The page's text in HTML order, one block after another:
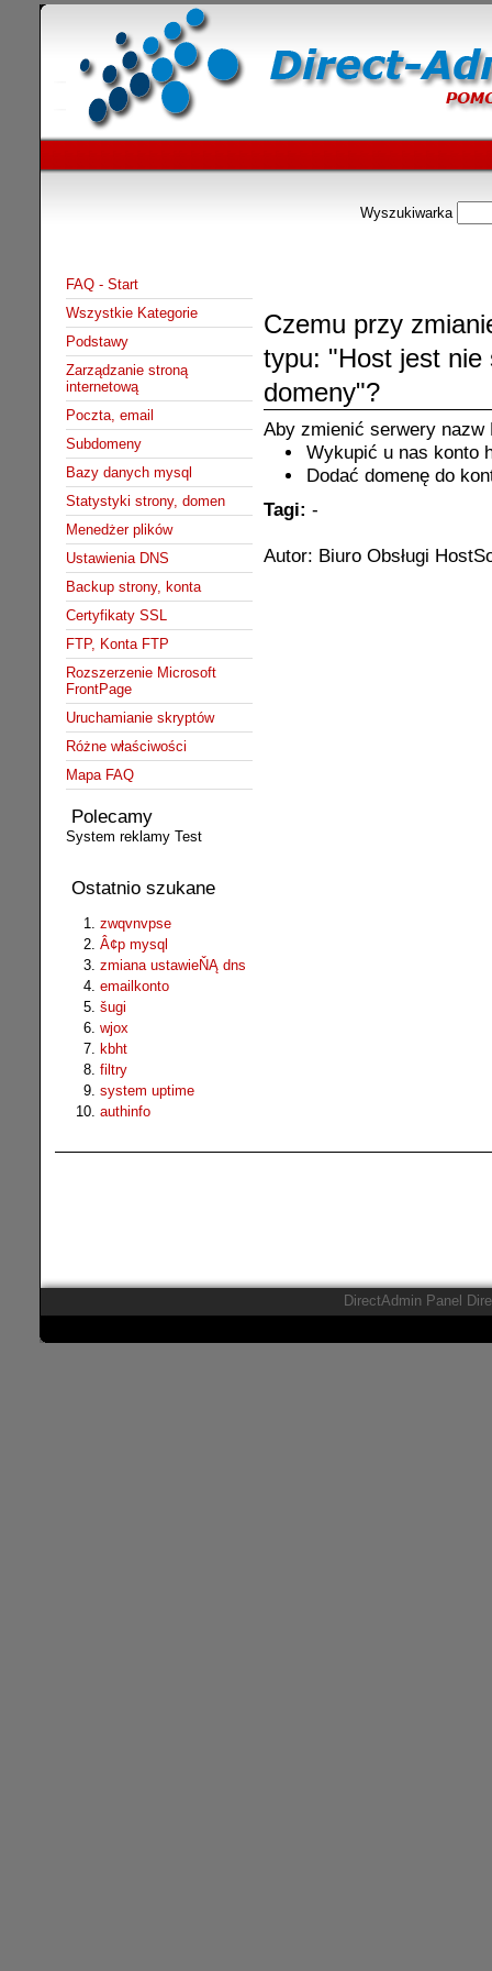
Wyszukiwarka
FAQ - Start
Wszystkie Kategorie
Podstawy
Zarządzanie stroną
internetową
Poczta, email
Subdomeny
Bazy danych mysql
Statystyki strony, domen
Menedżer plików
Ustawienia DNS
Backup strony, konta
Certyfikaty SSL
FTP, Konta FTP
Rozszerzenie Microsoft
FrontPage
Uruchamianie skryptów
Różne właściwości
Mapa FAQ
Polecamy
System reklamy Test
Ostatnio szukane
zwqvnvpse
Â¢p mysql
zmiana ustawieŇĄ dns
emailkonto
šugi
wjox
kbht
filtry
system uptime
authinfo
Czemu przy
typu: "Host jest nie
domeny"?
Aby zmienić serwery nazw
Wykupić u nas konto
Dodać domenę do
Tagi: -
Autor: Biuro Obsługi
DirectAdmin Panel